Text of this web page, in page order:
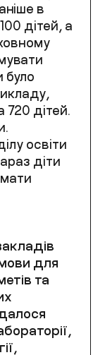
в
дітей, а
було
дітей.
освіти
діти
для
та